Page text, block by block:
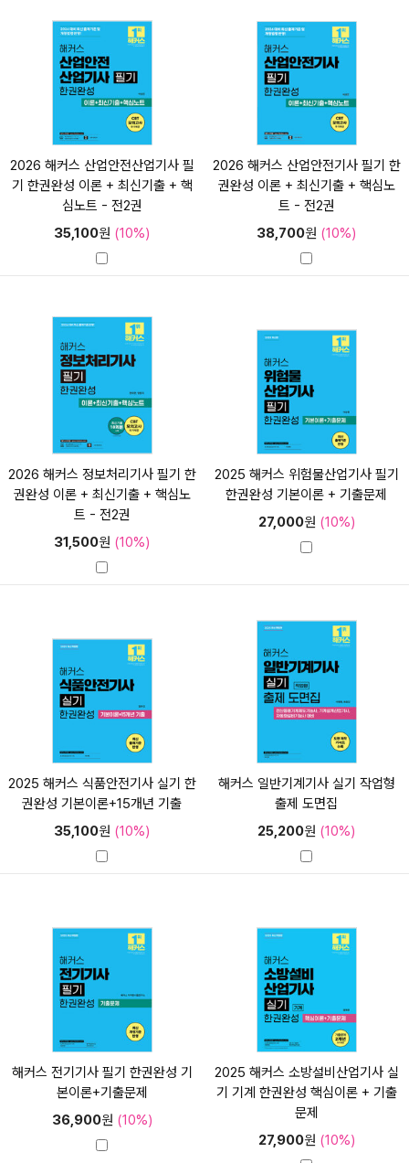
2026 해커스 산업안전산업기사 필
기 한권완성 이론 + 최신기출 + 핵
심노트 - 전2권
35,100원 (10%)
2026 해커스 산업안전기사 필기 한
권완성 이론 + 최신기출 + 핵심노
트 - 전2권
38,700원 (10%)
2026 해커스 정보처리기사 필기 한
권완성 이론 + 최신기출 + 핵심노
트 - 전2권
31,500원 (10%)
2025 해커스 위험물산업기사 필기
한권완성 기본이론 + 기출문제
27,000원 (10%)
2025 해커스 식품안전기사 실기 한
권완성 기본이론+15개년 기출
35,100원 (10%)
해커스 일반기계기사 실기 작업형
출제 도면집
25,200원 (10%)
해커스 전기기사 필기 한권완성 기
본이론+기출문제
36,900원 (10%)
2025 해커스 소방설비산업기사 실
기 기계 한권완성 핵심이론 + 기출
문제
27,900원 (10%)